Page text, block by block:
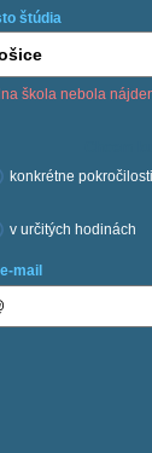
štúdia
škola nebola
konkrétne pokročilosti
v určitých hodinách
mail